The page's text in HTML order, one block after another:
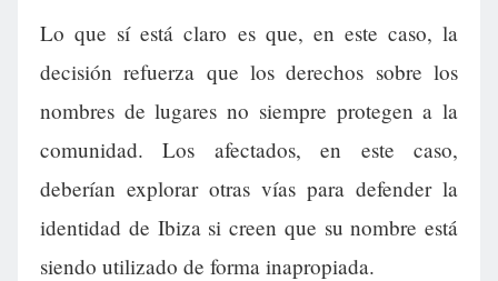
Lo que sí está claro es que, en este caso, la
decisión refuerza que los derechos sobre los
nombres de lugares no siempre protegen a la
comunidad. Los afectados, en este caso,
deberían explorar otras vías para defender la
identidad de Ibiza si creen que su nombre está
siendo utilizado de forma inapropiada.